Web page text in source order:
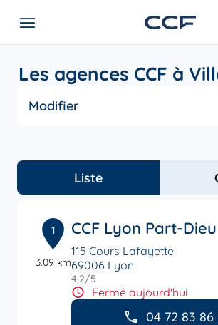
Les agences CCF à
Modifier
Liste
1
3.09 km
CCF Lyon Part-Dieu
115 Cours Lafayette
69006 Lyon
4,2/5
Fermé aujourd'hui
04 72 83 86